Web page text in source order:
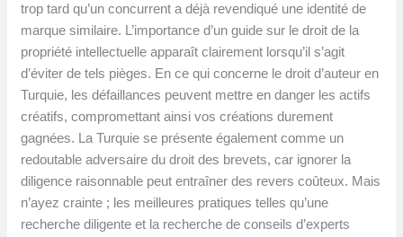
trop tard qu’un concurrent a déjà revendiqué une identité de
marque similaire. L’importance d’un guide sur le droit de la
propriété intellectuelle apparaît clairement lorsqu’il s’agit
d’éviter de tels pièges. En ce qui concerne le droit d’auteur en
Turquie, les défaillances peuvent mettre en danger les actifs
créatifs, compromettant ainsi vos créations durement
gagnées. La Turquie se présente également comme un
redoutable adversaire du droit des brevets, car ignorer la
diligence raisonnable peut entraîner des revers coûteux. Mais
n’ayez crainte ; les meilleures pratiques telles qu’une
recherche diligente et la recherche de conseils d’experts